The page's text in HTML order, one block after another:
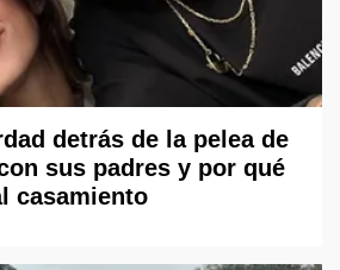
detrás de la pelea de
sus padres y por qué
casamiento